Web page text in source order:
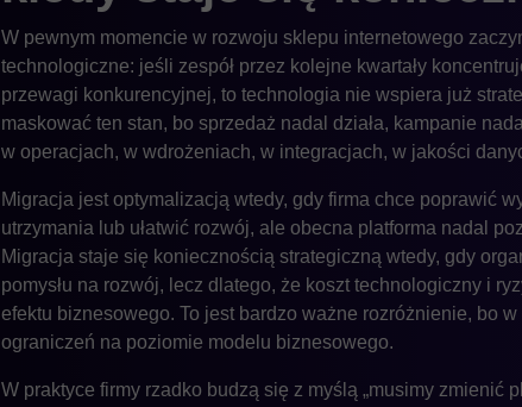
W pewnym momencie w rozwoju sklepu internetowego
technologiczne: jeśli zespół przez kolejne kwartały
przewagi konkurencyjnej, to technologia nie wspiera już
maskować ten stan, bo sprzedaż nadal działa, kampanie
w operacjach, w wdrożeniach, w integracjach, w jakości
Migracja jest optymalizacją wtedy, gdy firma chce poprawić
utrzymania lub ułatwić rozwój, ale obecna platforma nadal
Migracja staje się koniecznością strategiczną wtedy, gdy
pomysłu na rozwój, lecz dlatego, że koszt technologiczny i
efektu biznesowego. To jest bardzo ważne rozróżnienie, bo
ograniczeń na poziomie modelu biznesowego.
W praktyce firmy rzadko budzą się z myślą „musimy zmienić